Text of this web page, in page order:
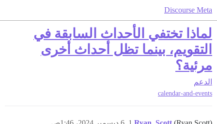
Discourse Meta
لماذا تختفي الأحداث السابقة في
التقويم، بينما تظل أحداث أخرى
مرئية؟
الدعم
calendar-and-events